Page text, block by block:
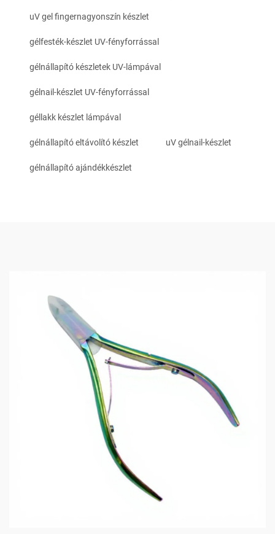
uV gel fingernagyonszín készlet
gélfesték-készlet UV-fényforrással
gélnállapító készletek UV-lámpával
gélnail-készlet UV-fényforrással
géllakk készlet lámpával
gélnállapító eltávolító készlet uV gélnail-készlet
gélnállapító ajándékkészlet